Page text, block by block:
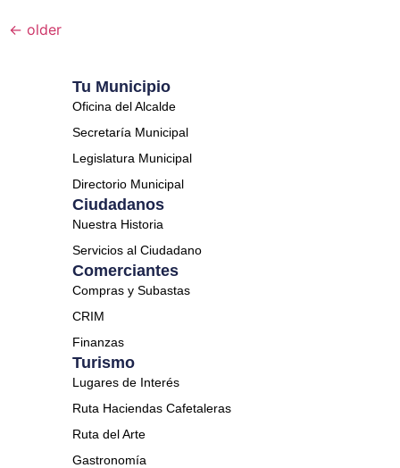
← older
Tu Municipio
Oficina del Alcalde
Secretaría Municipal
Legislatura Municipal
Directorio Municipal
Ciudadanos
Nuestra Historia
Servicios al Ciudadano
Comerciantes
Compras y Subastas
CRIM
Finanzas
Turismo
Lugares de Interés
Ruta Haciendas Cafetaleras
Ruta del Arte
Gastronomía